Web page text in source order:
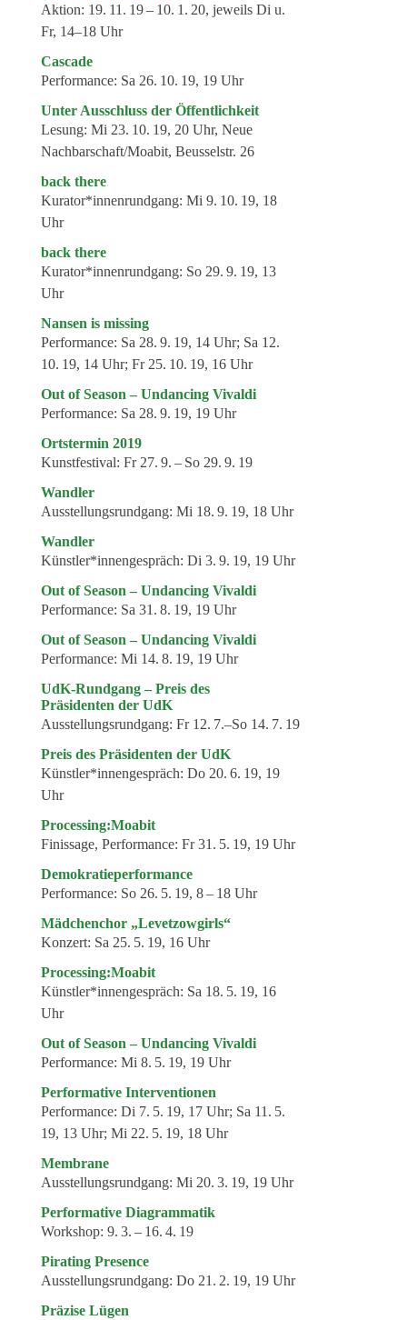
Aktion: 19. 11. 19 – 10. 1. 20, jeweils Di u.
Fr, 14–18 Uhr
Cascade
Performance: Sa 26. 10. 19, 19 Uhr
Unter Ausschluss der Öffentlichkeit
Lesung: Mi 23. 10. 19, 20 Uhr, Neue
Nachbarschaft/Moabit, Beusselstr. 26
back there
Kurator*innenrundgang: Mi 9. 10. 19, 18
Uhr
back there
Kurator*innenrundgang: So 29. 9. 19, 13
Uhr
Nansen is missing
Performance: Sa 28. 9. 19, 14 Uhr; Sa 12.
10. 19, 14 Uhr; Fr 25. 10. 19, 16 Uhr
Out of Season – Undancing Vivaldi
Performance: Sa 28. 9. 19, 19 Uhr
Ortstermin 2019
Kunstfestival: Fr 27. 9. – So 29. 9. 19
Wandler
Ausstellungsrundgang: Mi 18. 9. 19, 18 Uhr
Wandler
Künstler*innengespräch: Di 3. 9. 19, 19 Uhr
Out of Season – Undancing Vivaldi
Performance: Sa 31. 8. 19, 19 Uhr
Out of Season – Undancing Vivaldi
Performance: Mi 14. 8. 19, 19 Uhr
UdK-Rundgang – Preis des
Präsidenten der UdK
Ausstellungsrundgang: Fr 12. 7.–So 14. 7. 19
Preis des Präsidenten der UdK
Künstler*innengespräch: Do 20. 6. 19, 19
Uhr
Processing:Moabit
Finissage, Performance: Fr 31. 5. 19, 19 Uhr
Demokratieperformance
Performance: So 26. 5. 19, 8 – 18 Uhr
Mädchenchor „Levetzowgirls“
Konzert: Sa 25. 5. 19, 16 Uhr
Processing:Moabit
Künstler*innengespräch: Sa 18. 5. 19, 16
Uhr
Out of Season – Undancing Vivaldi
Performance: Mi 8. 5. 19, 19 Uhr
Performative Interventionen
Performance: Di 7. 5. 19, 17 Uhr; Sa 11. 5.
19, 13 Uhr; Mi 22. 5. 19, 18 Uhr
Membrane
Ausstellungsrundgang: Mi 20. 3. 19, 19 Uhr
Performative Diagrammatik
Workshop: 9. 3. – 16. 4. 19
Pirating Presence
Ausstellungsrundgang: Do 21. 2. 19, 19 Uhr
Präzise Lügen